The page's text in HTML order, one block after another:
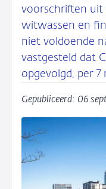
voorschriften uit
witwassen en
niet voldoende
vastgesteld dat
opgevolgd, per 7
Gepubliceerd: 06